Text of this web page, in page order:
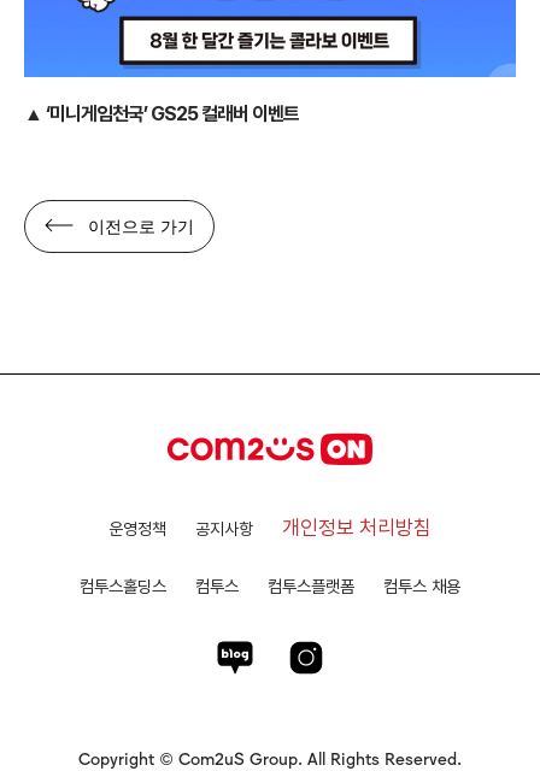
▲ ‘미니게임천국’ GS25 컬래버 이벤트
이전으로 가기
운영정책 공지사항 개인정보 처리방침
컴투스홀딩스 컴투스 컴투스플랫폼 컴투스 채용
Copyright © Com2uS Group. All Rights Reserved.